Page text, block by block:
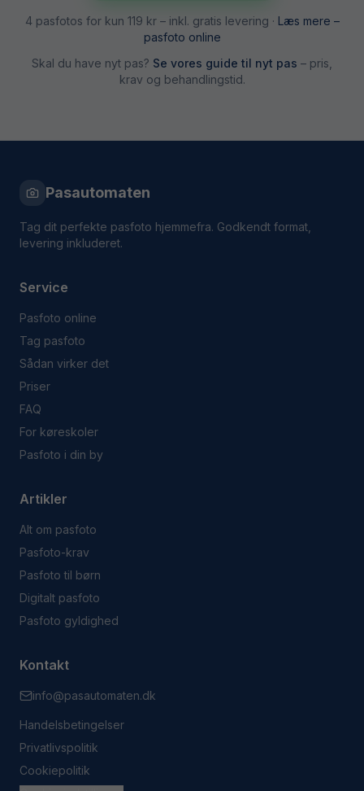
4 pasfotos for kun 119 kr– inkl. gratis levering · Læs mere –
pasfoto online
Skal du have nyt pas? Se vores guide til nyt pas – pris,
krav og behandlingstid.
Pasautomaten
Tag dit perfekte pasfoto hjemmefra. Godkendt format,
levering inkluderet.
Service
Pasfoto online
Tag pasfoto
Sådan virker det
Priser
FAQ
For køreskoler
Pasfoto i din by
Artikler
Alt om pasfoto
Pasfoto-krav
Pasfoto til børn
Digitalt pasfoto
Pasfoto gyldighed
Kontakt
info@pasautomaten.dk
Handelsbetingelser
Privatlivspolitik
Cookiepolitik